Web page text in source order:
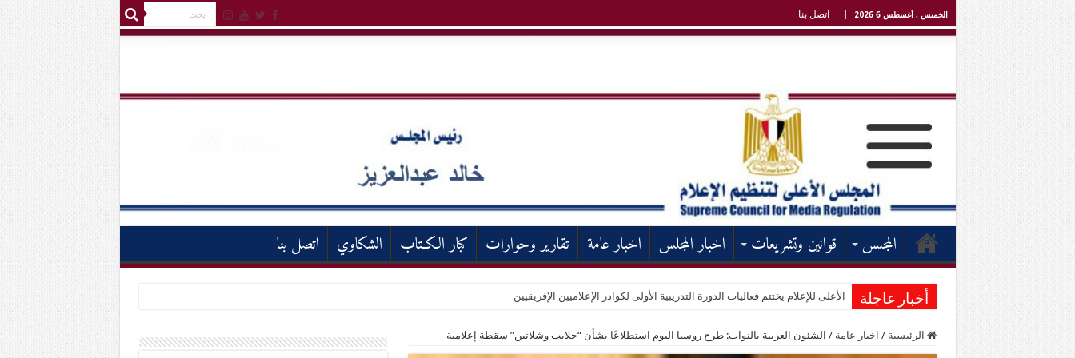
الخميس , أغسطس 6 2026 اتصل بنا
المجلس قوانين وتشريعات اخبار المجلس اخبار عامة تقارير وحوارات كبار الكـتاب الشكاوي اتصل بنا
أخبار عاجلة الأعلى للإعلام يختتم فعاليات الدورة التدريبية الأولى لكوادر الإعلاميين الإفريقيين
الرئيسية / اخبار عامة / الشئون العربية بالنواب: طرح روسيا اليوم استطلاعًا بشأن “حلايب وشلاتين” سقطة إعلامية